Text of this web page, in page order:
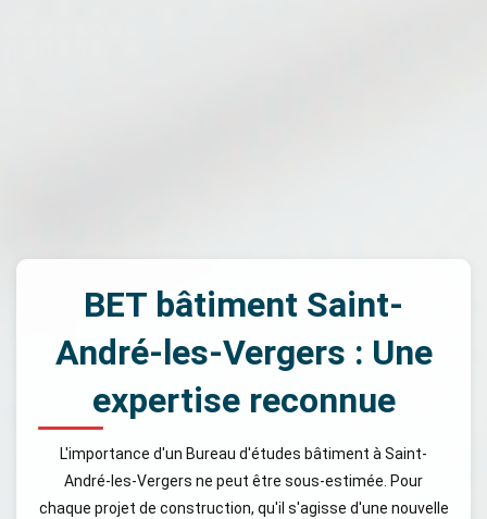
BET bâtiment Saint-
André-les-Vergers : Une
expertise reconnue
L'importance d'un Bureau d'études bâtiment à Saint-
André-les-Vergers ne peut être sous-estimée. Pour
chaque projet de construction, qu'il s'agisse d'une nouvelle